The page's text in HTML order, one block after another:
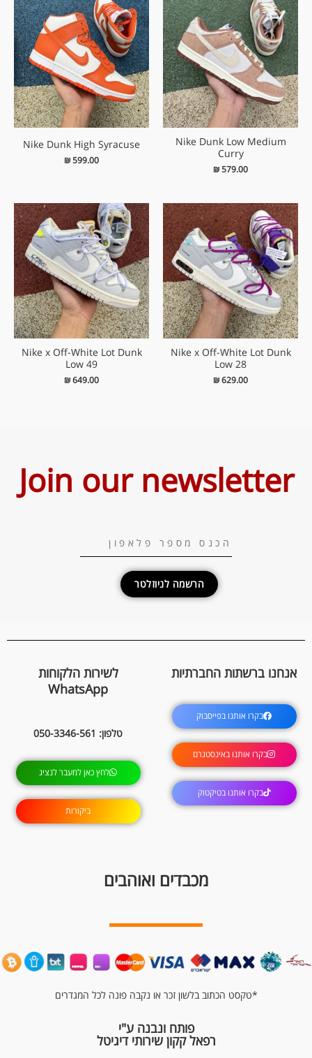
Nike Dunk Low Medium
Curry
₪579.00
Nike Dunk High Syracuse
₪599.00
Nike x Off-White Lot Dunk
Low 28
₪629.00
Nike x Off-White Lot Dunk
Low 49
₪649.00
Join our newsletter
הרשמה לניוזלטר
אנחנו ברשתות החברתיות
בקרו אותנו בפייסבוק
בקרו אותנו באינסטגרם
בקרו אותנו בטיקטוק
לשירות הלקוחות
WhatsApp
טלפון: 050-3346-561
לחץ כאן למעבר לנציג
ביקורות
מכבדים ואוהבים
*טקסט הכתוב בלשון זכר או נקבה פונה לכל המגדרים
פותח ונבנה ע"י
רפאל קקון שירותי דיגיטל